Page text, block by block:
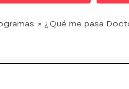
» ¿Qué me pasa